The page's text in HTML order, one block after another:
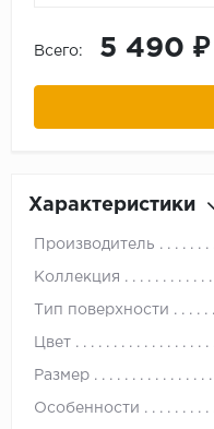
Всего: 5 490 ₽
Характеристики
Производитель
Коллекция
Тип поверхности
Цвет
Размер
Особенности